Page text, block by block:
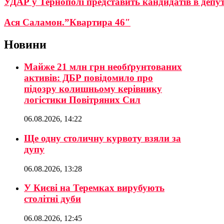
Ася Саламон.”Квартира 46″
Новини
Майже 21 млн грн необґрунтованих
активів: ДБР повідомило про
підозру колишньому керівнику
логістики Повітряних Сил
06.08.2026, 14:22
Ще одну столичну курвоту взяли за
дупу
06.08.2026, 13:28
У Києві на Теремках вирубують
столітні дуби
06.08.2026, 12:45